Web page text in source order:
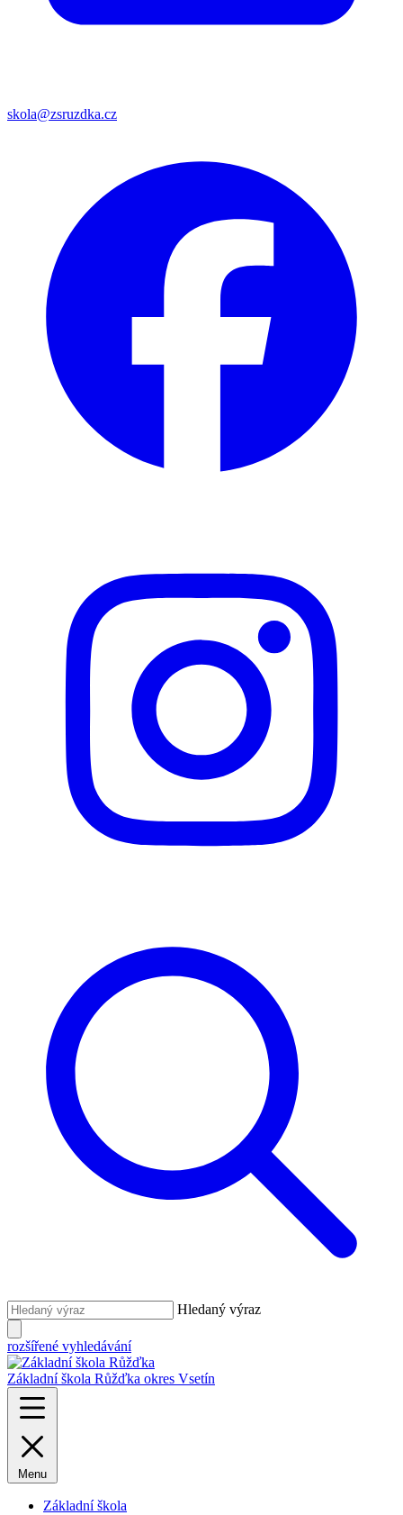
skola@zsruzdka.cz
Hledaný výraz
rozšířené vyhledávání
Základní škola Růžďka okres Vsetín
Menu
Základní škola